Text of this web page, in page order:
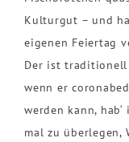
Kulturgut – und
eigenen Feiertag
Der ist traditionell
wenn er
werden kann,
mal zu überlegen,